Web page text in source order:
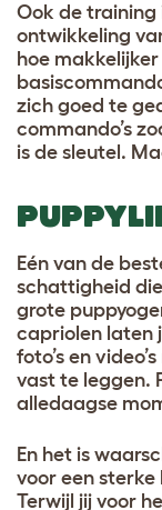
Ook de training
ontwikkeling
hoe
zich goed te
commando’s
is de sleutel.
Eén van de
schattigheid
grote
capriolen laten
foto’s en
vast te leggen.
alledaagse
En het is
voor een sterke
Terwijl jij voor